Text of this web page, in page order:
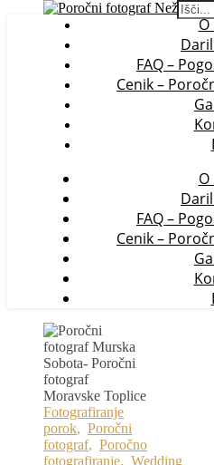
O
FAQ –
Cenik –
FAQ –
Cenik –
Fotografiranje
porok, Poročni
fotograf, Poročno
fotografiranje, Wedding